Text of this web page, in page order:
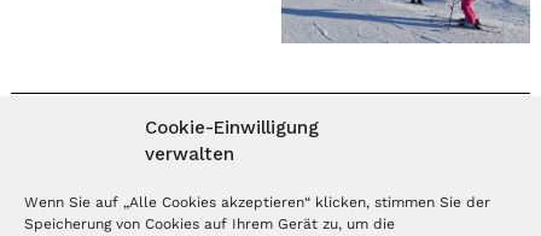
Cookie-Einwilligung
verwalten
Wenn Sie auf „Alle Cookies akzeptieren“ klicken, stimmen Sie der
Speicherung von Cookies auf Ihrem Gerät zu, um die
MAGAZIN ABONNIEREN
Abonnieren